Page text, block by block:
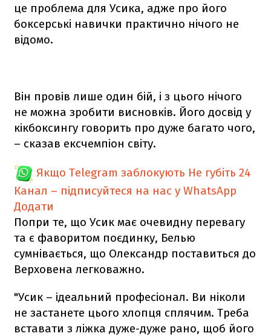
це проблема для Усика, адже про його
боксерські навички практично нічого не
відомо.
Він провів лише один бій, і з цього нічого
не можна зробити висновків. Його досвід у
кікбоксингу говорить про дуже багато чого,
– сказав ексчемпіон світу.
Якщо Telegram заблокують Не губіть 24
Канал – підписуйтеся на нас у WhatsApp
Додати
Попри те, що Усик має очевидну перевагу
та є фаворитом поєдинку, Белью
сумнівається, що Олександр поставиться до
Верховена легковажно.
"Усик – ідеальний професіонал. Ви ніколи
не застанете цього хлопця сплячим. Треба
вставати з ліжка дуже-дуже рано, щоб його